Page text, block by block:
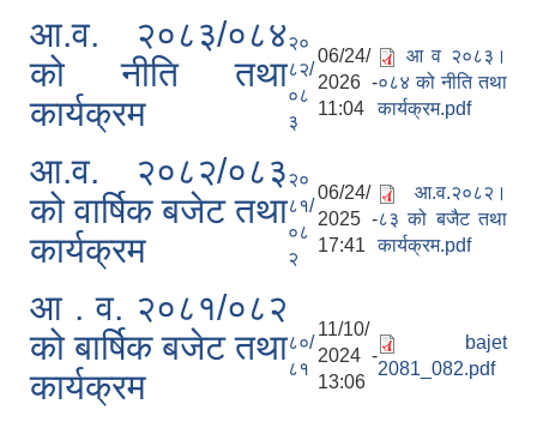
आ.व. २०८३/०८४
को नीति तथा
कार्यक्रम
२०
८२/
०८
३
06/24/
2026 -
11:04
आ व २०८३।
०८४ को नीति तथा
कार्यक्रम.pdf
आ.व. २०८२/०८३
को वार्षिक बजेट तथा
कार्यक्रम
२०
८१/
०८
२
06/24/
2025 -
17:41
आ.व.२०८२।
८३ को बजैट तथा
कार्यक्रम.pdf
आ . व. २०८१/०८२
को बार्षिक बजेट तथा
कार्यक्रम
८०/
८१
11/10/
2024 -
13:06
bajet
2081_082.pdf